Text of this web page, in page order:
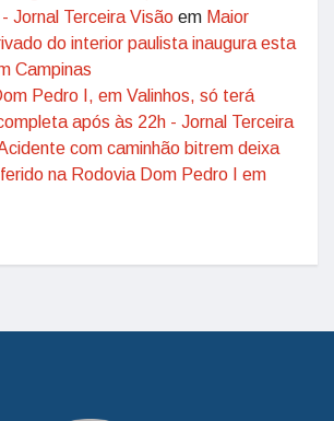
Jornal Terceira Visão em Maior
do interior paulista inaugura esta
Campinas
Pedro I, em Valinhos, só terá
após às 22h - Jornal Terceira
com caminhão bitrem deixa
na Rodovia Dom Pedro I em